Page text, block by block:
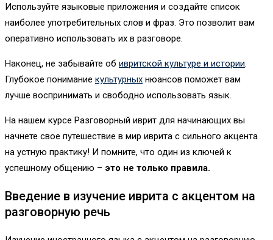
Используйте языковые приложения и создайте список
наиболее употребительных слов и фраз. Это позволит вам
оперативно использовать их в разговоре.
Наконец, не забывайте об ивритской культуре и истории
Глубокое понимание культурных нюансов поможет вам
лучше воспринимать и свободно использовать язык.
На нашем курсе Разговорный иврит для начинающих вы
начнете свое путешествие в мир иврита с сильного акцента
на устную практику! И помните, что один из ключей к
успешному общению – это не только правила.
Введение в изучение иврита с акцентом на
разговорную речь